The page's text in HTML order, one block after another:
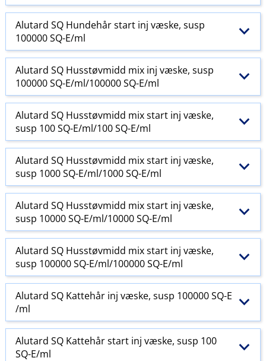
Alutard SQ Hundehår start inj væske, susp
100000 SQ-E​/​ml
Alutard SQ Husstøvmidd mix inj væske, susp
100000 SQ-E​/​ml/100000 SQ-E​/​ml
Alutard SQ Husstøvmidd mix start inj væske,
susp 100 SQ-E​/​ml/100 SQ-E​/​ml
Alutard SQ Husstøvmidd mix start inj væske,
susp 1000 SQ-E​/​ml/1000 SQ-E​/​ml
Alutard SQ Husstøvmidd mix start inj væske,
susp 10000 SQ-E​/​ml/10000 SQ-E​/​ml
Alutard SQ Husstøvmidd mix start inj væske,
susp 100000 SQ-E​/​ml/100000 SQ-E​/​ml
Alutard SQ Kattehår inj væske, susp 100000 SQ-E​
/​ml
Alutard SQ Kattehår start inj væske, susp 100
SQ-E​/​ml